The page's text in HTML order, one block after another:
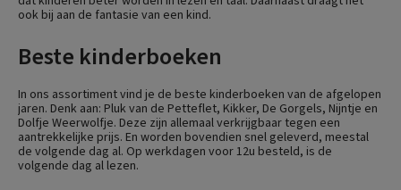
ook bij aan de fantasie van een kind.
Beste kinderboeken
In ons assortiment vind je de beste kinderboeken van de afgelopen
jaren. Denk aan: Pluk van de Petteflet, Kikker, De Gorgels, Nijntje en
Dolfje Weerwolfje. Deze zijn allemaal verkrijgbaar tegen een
aantrekkelijke prijs. En worden bovendien snel geleverd, meestal
de volgende dag al. Op werkdagen voor 12u besteld, is de
volgende dag al lezen.